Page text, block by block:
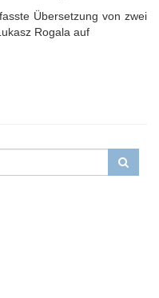
Übersetzung von zwei
Rogala auf